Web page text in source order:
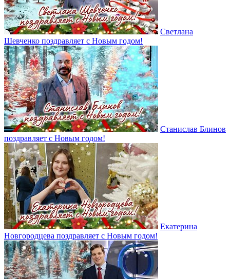
Светлана
Шевченко поздравляет с Новым годом!
Станислав Блинов
поздравляет с Новым годом!
Екатерина
Новгородцева поздравляет с Новым годом!